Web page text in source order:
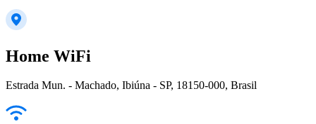
Home WiFi
Estrada Mun. - Machado, Ibiúna - SP, 18150-000, Brasil